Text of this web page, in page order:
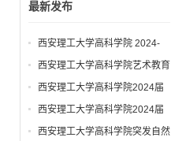
最新发布
西安理工大学高科学院 2024-
2025年度信息公开报告
西安理工大学高科学院艺术教育
发展年度报告（2024-2025学
年）
西安理工大学高科学院2024届
毕业生年度就业质量报告
西安理工大学高科学院2024届
毕业生的规模、结构、就业率、
西安理工大学高科学院突发自然